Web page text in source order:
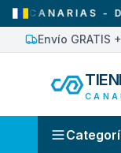
-
Envío GRATIS